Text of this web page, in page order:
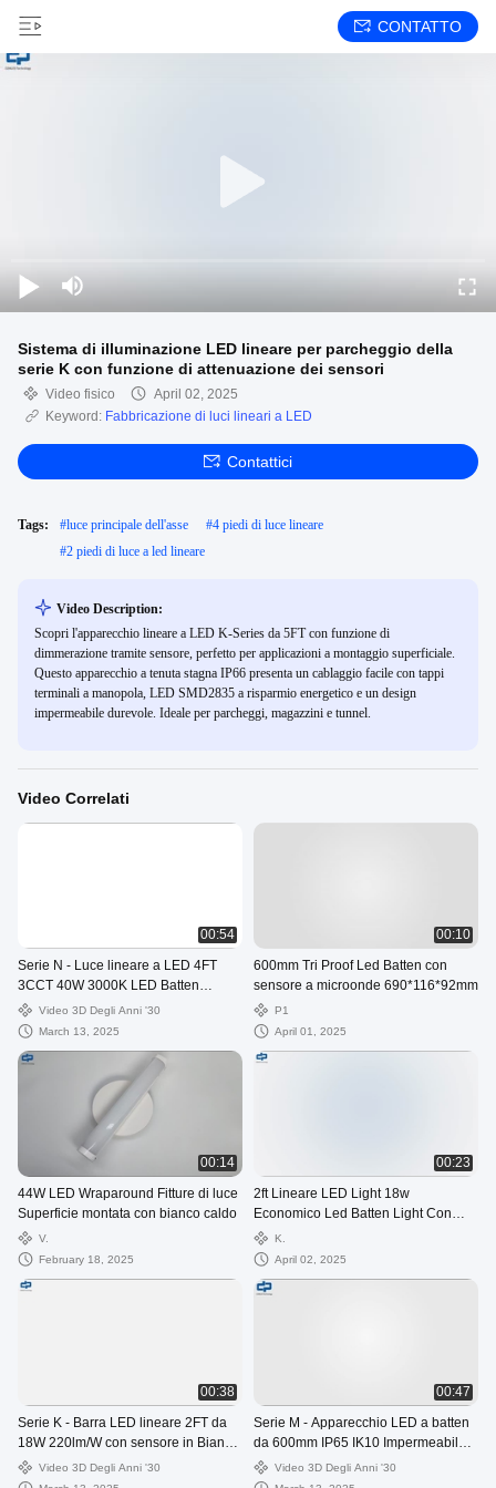
CONTATTO
Sistema di illuminazione LED lineare per parcheggio della
serie K con funzione di attenuazione dei sensori
Video fisico
April 02, 2025
Keyword: Fabbricazione di luci lineari a LED
Contattici
Tags: #luce principale dell'asse #4 piedi di luce lineare
#2 piedi di luce a led lineare
Video Description:
Scopri l'apparecchio lineare a LED K-Series da 5FT con funzione di
dimmerazione tramite sensore, perfetto per applicazioni a montaggio superficiale.
Questo apparecchio a tenuta stagna IP66 presenta un cablaggio facile con tappi
terminali a manopola, LED SMD2835 a risparmio energetico e un design
impermeabile durevole. Ideale per parcheggi, magazzini e tunnel.
Video Correlati
00:54
Serie N - Luce lineare a LED 4FT
3CCT 40W 3000K LED Batten
Fixture sospesa / installazione in
superficie
Video 3D Degli Anni '30
March 13, 2025
00:10
600mm Tri Proof Led Batten con
sensore a microonde 690*116*92mm
P1
April 01, 2025
00:14
44W LED Wraparound Fitture di luce
Superficie montata con bianco caldo
V.
February 18, 2025
00:23
2ft Lineare LED Light 18w
Economico Led Batten Light Con
Disegno di Cablaggio Rapido
K.
April 02, 2025
00:38
Serie K - Barra LED lineare 2FT da
18W 220lm/W con sensore in Bianco
Caldo Bianco Luce Diurna
Video 3D Degli Anni '30
00:47
Serie M - Apparecchio LED a batten
da 600mm IP65 IK10 Impermeabile
con design di cablaggio rapido
Video 3D Degli Anni '30